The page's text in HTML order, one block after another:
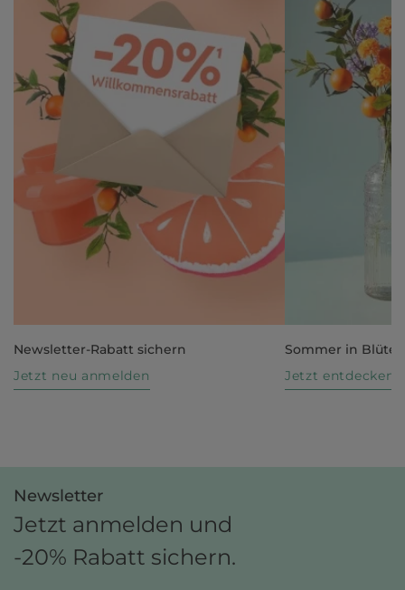
Newsletter-Rabatt sichern
Jetzt neu anmelden
Sommer in Blüte
Jetzt entdecken
Newsletter
Jetzt anmelden und
-20% Rabatt sichern.